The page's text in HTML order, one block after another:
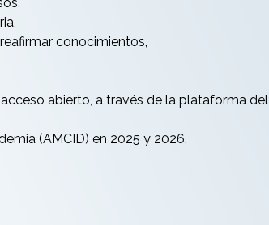
conocimientos,
abierto, a través de la plataforma del
(AMCID) en 2025 y 2026.